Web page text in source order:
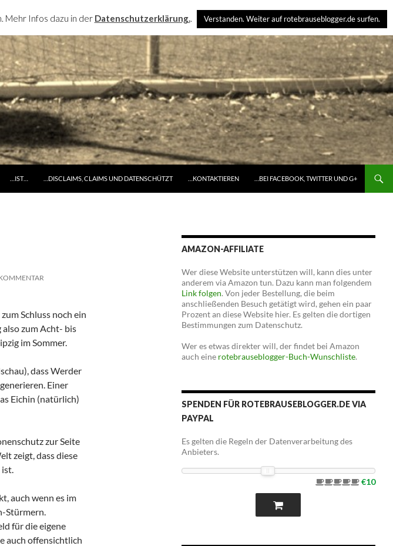
…IST… …DISCLAIMS, CLAIMS UND DATENSCHÜTZT …KONTAKTIEREN …BEI FACEBOOK, TWITTER UND G+
Schluss noch ein
zum Acht- bis
im Sommer.
dass Werder
Einer
Eichin (natürlich)
zur Seite
zeigt, dass diese
auch wenn es im
Stürmern.
für die eigene
auch offensichtlich
AMAZON-AFFILIATE
Wer diese Website unterstützen will, kann dies unter
anderem via Amazon tun. Dazu kann man folgendem
Link folgen. Von jeder Bestellung, die beim
anschließenden Besuch getätigt wird, gehen ein paar
Prozent an diese Website hier. Es gelten die dortigen
Bestimmungen zum Datenschutz.
Wer es etwas direkter will, der findet bei Amazon
auch eine rotebrauseblogger-Buch-Wunschliste.
SPENDEN FÜR ROTEBRAUSEBLOGGER.DE VIA
PAYPAL
Es gelten die Regeln der Datenverarbeitung des
Anbieters.
€10
Mehr Infos dazu in der Datenschutzerklärung.. Verstanden. Weiter auf rotebrauseblogger.de surfen.